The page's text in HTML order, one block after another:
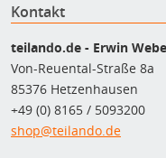
Kontakt
teilando.de - Erwin
Von-Reuental-Straße 8a
85376 Hetzenhausen
+49 (0) 8165 / 5093200
shop@teilando.de